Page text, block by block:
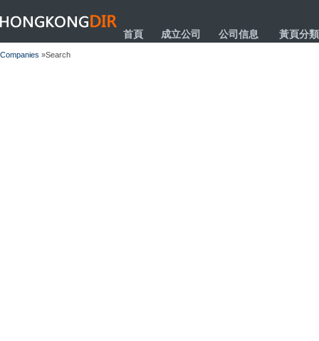
HONGKONGDIR
首頁 成立公司 公司信息 黃頁分類
Companies »Search